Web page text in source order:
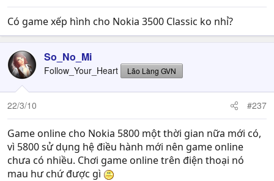
Có game xếp hình cho Nokia 3500 Classic ko nhỉ?
So_No_Mi
Follow_Your_Heart Lão Làng GVN
22/3/10 #237
Game online cho Nokia 5800 một thời gian nữa mới có,
vì 5800 sử dụng hệ điều hành mới nên game online
chưa có nhiều. Chơi game online trên điện thoại nó
mau hư chứ được gì